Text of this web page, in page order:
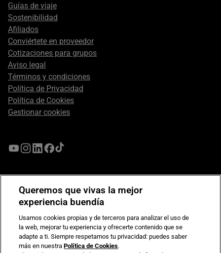
Guías de viaje
Sostenibilidad
Afiliados
Conviértete en proveedor
Cotizaciones para grupos
Aviso legal
Términos y condiciones
Política de Privacidad
Política de Cookies
Gestionar cookies
Compromiso de seguridad en pagos electrónicos
Queremos que vivas la mejor
experiencia buendía
Usamos cookies propias y de terceros para analizar el uso de
la web, mejorar tu experiencia y ofrecerte contenido que se
adapte a ti. Siempre respetamos tu privacidad: puedes saber
más en nuestraPolítica de Cookies.